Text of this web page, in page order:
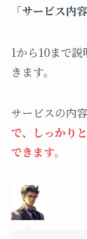
「サービス内
1から10まで
きます。
サービスの内
で、しっかり
できます。